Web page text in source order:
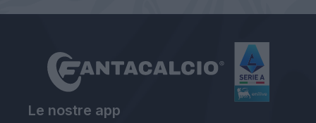
Le nostre app